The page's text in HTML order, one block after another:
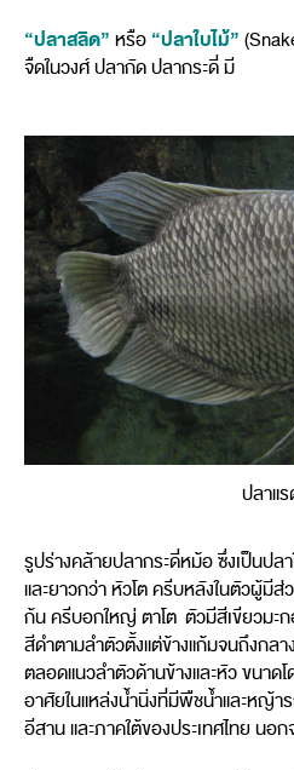
“ปลาสลิด” หรือ “ปลาใบไม้”
จืดในวงศ์ ปลากัด ปลากระดี่ มี
ปลาแ
รูปร่างคล้ายปลากระดี่หม้อ ซึ่งเป็นปล
และยาวกว่า หัวโต ครีบหลังในตัวผู้มี
ก้น ครีบอกใหญ่ ตาโต ตัวมีสีเขียวมะ
สีดำตามลำตัวตั้งแต่ข้างแก้มจนถึงกลา
ตลอดแนวลำตัวด้านข้างและหัว ขนาด
อาศัยในแหล่งน้ำนิ่งที่มีพืชน้ำและหญ้
อีสาน และภาคใต้ของประเทศไทย นอ